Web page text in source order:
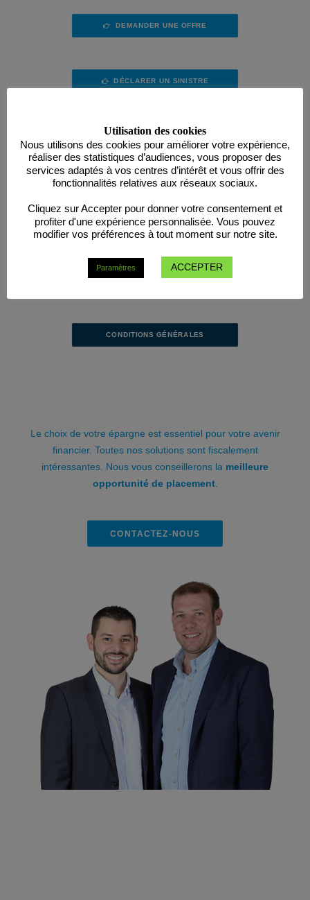
DEMANDER UNE OFFRE
DÉCLARER UN SINISTRE
CONDITIONS GÉNÉRALES
Le choix de votre épargne est essentiel pour votre avenir
financier. Toutes nos solutions sont fiscalement
intéressantes. Nous vous conseillerons la meilleure
opportunité de placement.
CONTACTEZ-NOUS
Utilisation des cookies
Nous utilisons des cookies pour améliorer votre expérience,
réaliser des statistiques d’audiences, vous proposer des
services adaptés à vos centres d’intérêt et vous offrir des
fonctionnalités relatives aux réseaux sociaux.
Cliquez sur Accepter pour donner votre consentement et
profiter d'une expérience personnalisée. Vous pouvez
modifier vos préférences à tout moment sur notre site.
Paramètres ACCEPTER